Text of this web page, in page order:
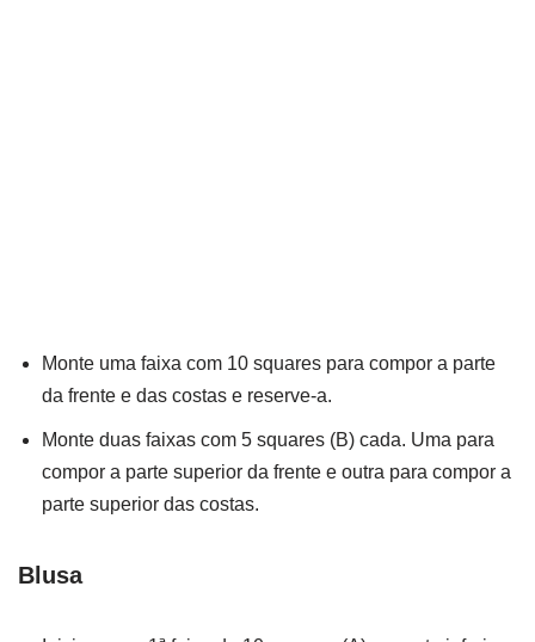
Monte uma faixa com 10 squares para compor a parte
da frente e das costas e reserve-a.
Monte duas faixas com 5 squares (B) cada. Uma para
compor a parte superior da frente e outra para compor a
parte superior das costas.
Blusa